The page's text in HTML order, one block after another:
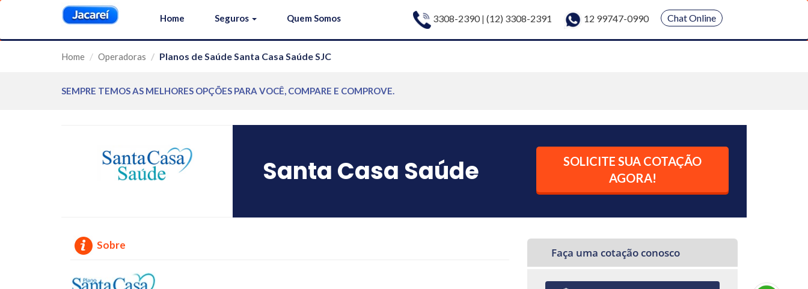
3308-2390| (12) 3308-2391 12 99747-0990 Chat Online
Home Seguros Quem Somos
Home Operadoras Planos de Saúde Santa Casa Saúde SJC
SEMPRE TEMOS AS MELHORES OPÇÕES PARA VOCÊ, COMPARE E COMPROVE.
Santa Casa Saúde
SOLICITE SUA COTAÇÃO
AGORA!
Sobre
Faça uma cotação conosco